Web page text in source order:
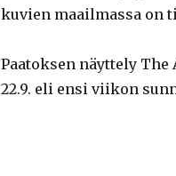
kuvien maailmassa on
Paatoksen näyttely
22.9. eli ensi viikon